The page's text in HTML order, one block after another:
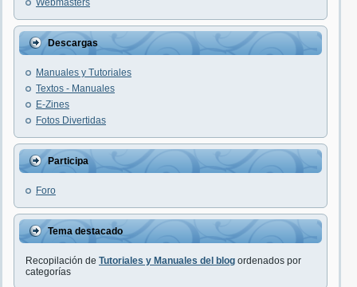
Webmasters
Descargas
Manuales y Tutoriales
Textos - Manuales
E-Zines
Fotos Divertidas
Participa
Foro
Tema destacado
Recopilación de Tutoriales y Manuales del blog ordenados por
categorías